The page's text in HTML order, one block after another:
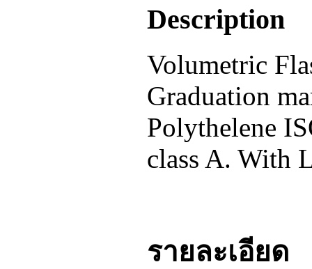
Description
Volumetric
Graduation
Polythelene
class A. With
รายละเอียด